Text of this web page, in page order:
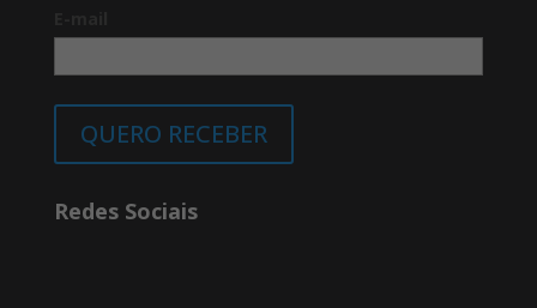
QUERO RECEBER
Redes Sociais